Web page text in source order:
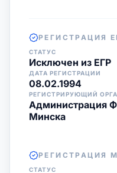
РЕГИСТРАЦИЯ
СТАТУС
Исключен из ЕГР
ДАТА РЕГИСТРАЦИИ
08.02.1994
РЕГИСТРИРУЮЩИЙ
Администрация
Минска
РЕГИСТРАЦИЯ
СТАТУС